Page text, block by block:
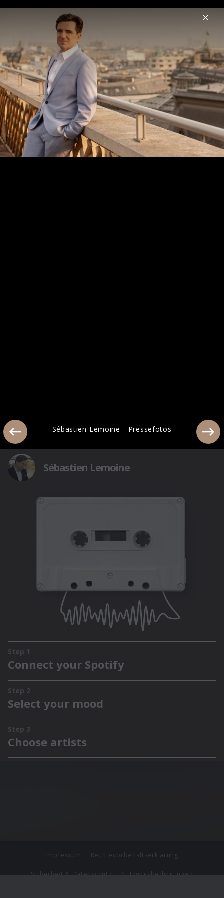
Menu
Sébastien Lemoine
Home News Musik Videos Fotos Biografie
Sébastien Lemoine - Pressefotos
Impressum Rechtevorbehaltserklärung
Sicherheit & Datenschutz Nutzungsbedingungen
Sébastien Lemoine - Pressefotos